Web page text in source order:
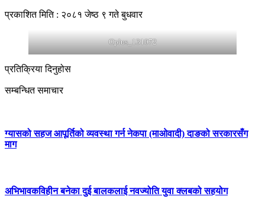
प्रकाशित मिति : २०८१ जेष्ठ ९ गते बुधवार
Oplus_131072
प्रतिक्रिया दिनुहोस
सम्बन्धित समाचार
ग्यासको सहज आपूर्तिको व्यवस्था गर्न नेकपा (माओवादी) दाङको सरकारसँग
माग
अभिभावकविहीन बनेका दुई बालकलाई नवज्योति युवा क्लबको सहयोग